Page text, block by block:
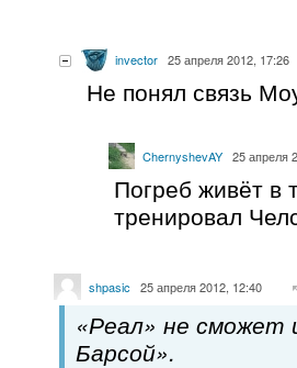
invector 25 апреля 2012, 17:26
Не понял связь
ChernyshevAY 25 апреля
Погреб живёт в
тренировал
shpasic 25 апреля 2012, 12:40
«Реал» не сможет
Барсой».